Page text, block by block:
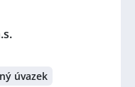
úvazek